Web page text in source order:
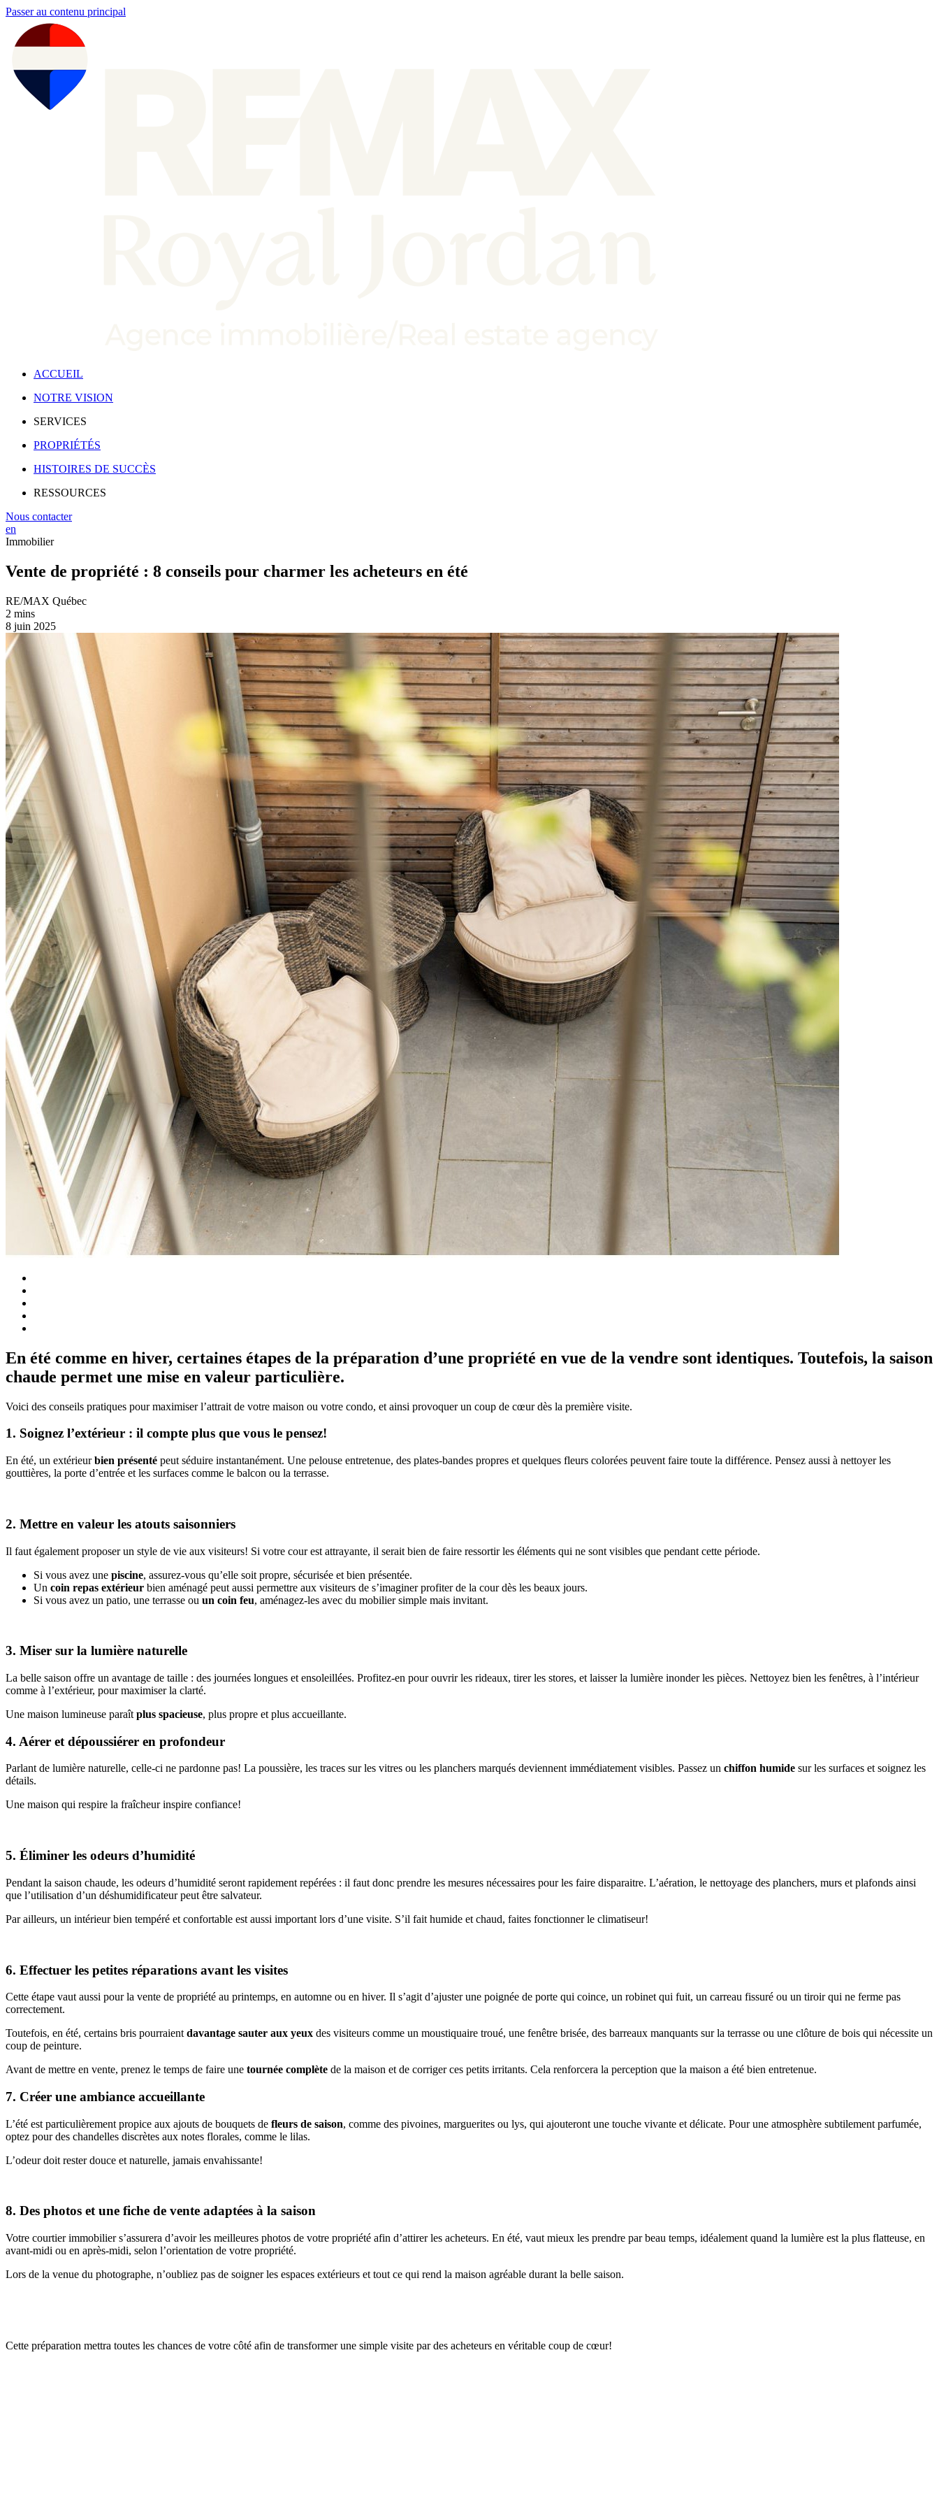
Passer au contenu principal
ACCUEIL
NOTRE VISION
SERVICES
PROPRIÉTÉS
HISTOIRES DE SUCCÈS
RESSOURCES
Nous contacter
en
Immobilier
Vente de propriété : 8 conseils pour charmer les acheteurs en été
RE/MAX Québec
2 mins
8 juin 2025
En été comme en hiver, certaines étapes de la préparation d’une propriété en vue de la vendre sont identiques. Toutefois, la saison
chaude permet une mise en valeur particulière.
Voici des conseils pratiques pour maximiser l’attrait de votre maison ou votre condo, et ainsi provoquer un coup de cœur dès la première visite.
1. Soignez l’extérieur : il compte plus que vous le pensez!
En été, un extérieurbien présenté peut séduire instantanément. Une pelouse entretenue, des plates-bandes propres et quelques fleurs colorées peuvent faire toute la différence. Pensez aussi à nettoyer les
gouttières, la porte d’entrée et les surfaces comme le balcon ou la terrasse.
2. Mettre en valeur les atouts saisonniers
Il faut également proposer un style de vie aux visiteurs! Si votre cour est attrayante, il serait bien de faire ressortir les éléments qui ne sont visibles que pendant cette période.
Si vous avez une piscine, assurez-vous qu’elle soit propre, sécurisée et bien présentée.
Un coin repas extérieur bien aménagé peut aussi permettre aux visiteurs de s’imaginer profiter de la cour dès les beaux jours.
Si vous avez un patio, une terrasse ou un coin feu, aménagez-les avec du mobilier simple mais invitant.
3. Miser sur la lumière naturelle
La belle saison offre un avantage de taille : des journées longues et ensoleillées. Profitez-en pour ouvrir les rideaux, tirer les stores, et laisser la lumière inonder les pièces. Nettoyez bien les fenêtres, à l’intérieur
comme à l’extérieur, pour maximiser la clarté.
Une maison lumineuse paraît plus spacieuse, plus propre et plus accueillante.
4. Aérer et dépoussiérer en profondeur
Parlant de lumière naturelle, celle-ci ne pardonne pas! La poussière, les traces sur les vitres ou les planchers marqués deviennent immédiatement visibles. Passez un chiffon humide sur les surfaces et soignez les
détails.
Une maison qui respire la fraîcheur inspire confiance!
5. Éliminer les odeurs d’humidité
Pendant la saison chaude, les odeurs d’humidité seront rapidement repérées : il faut donc prendre les mesures nécessaires pour les faire disparaitre. L’aération, le nettoyage des planchers, murs et plafonds ainsi
que l’utilisation d’un déshumidificateur peut être salvateur.
Par ailleurs, un intérieur bien tempéré et confortable est aussi important lors d’une visite. S’il fait humide et chaud, faites fonctionner le climatiseur!
6. Effectuer les petites réparations avant les visites
Cette étape vaut aussi pour la vente de propriété au printemps, en automne ou en hiver. Il s’agit d’ajuster une poignée de porte qui coince, un robinet qui fuit, un carreau fissuré ou un tiroir qui ne ferme pas
correctement.
Toutefois, en été, certains bris pourraient davantage sauter aux yeux des visiteurs comme un moustiquaire troué, une fenêtre brisée, des barreaux manquants sur la terrasse ou une clôture de bois qui nécessite un
coup de peinture.
Avant de mettre en vente, prenez le temps de faire une tournée complète de la maison et de corriger ces petits irritants. Cela renforcera la perception que la maison a été bien entretenue.
7. Créer une ambiance accueillante
L’été est particulièrement propice aux ajouts de bouquets de fleurs de saison, comme des pivoines, marguerites ou lys, qui ajouteront une touche vivante et délicate. Pour une atmosphère subtilement parfumée,
optez pour des chandelles discrètes aux notes florales, comme le lilas.
L’odeur doit rester douce et naturelle, jamais envahissante!
8. Des photos et une fiche de vente adaptées à la saison
Votre courtier immobilier s’assurera d’avoir les meilleures photos de votre propriété afin d’attirer les acheteurs. En été, vaut mieux les prendre par beau temps, idéalement quand la lumière est la plus flatteuse, en
avant-midi ou en après-midi, selon l’orientation de votre propriété.
Lors de la venue du photographe, n’oubliez pas de soigner les espaces extérieurs et tout ce qui rend la maison agréable durant la belle saison.
Cette préparation mettra toutes les chances de votre côté afin de transformer une simple visite par des acheteurs en véritable coup de cœur!